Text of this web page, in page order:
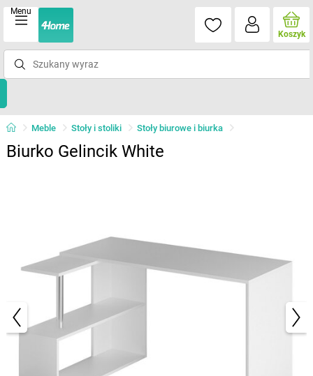
Menu
Koszyk
Meble Stoły i stoliki Stoły biurowe i biurka
Biurko Gelincik White